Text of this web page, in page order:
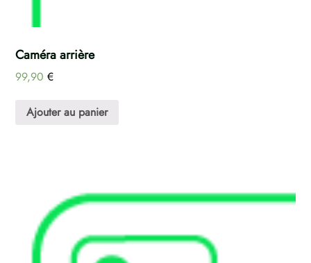
Caméra arrière
99,90 €
Ajouter au panier